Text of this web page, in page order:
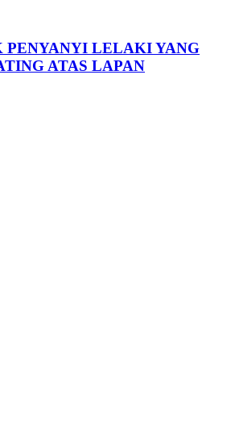
PENYANYI LELAKI YANG
ATAS LAPAN